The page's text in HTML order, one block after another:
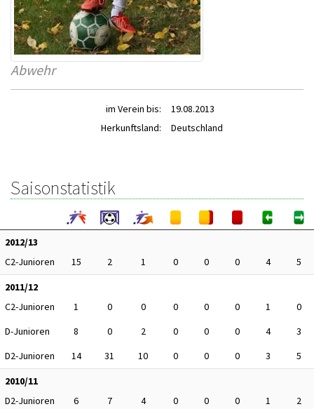
Abwehr
im Verein bis:
19.08.2013
Herkunftsland:
Deutschland
Saisonstatistik
2012/13
C2-Junioren
15 2 1 0 0 0 4
5
2011/12
C2-Junioren
1 0 0 0 0 0 1
0
D-Junioren
8 0 2 0 0 0 4
3
D2-Junioren
14 31 10 0 0 0 3
5
2010/11
D2-Junioren
6 7 4 0 0 0 1 2